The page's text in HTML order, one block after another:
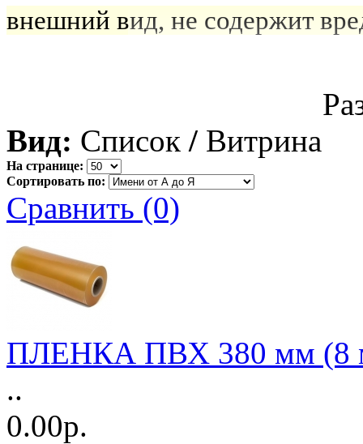
внешний вид, не содержит
Вид: Список / Витрина
На странице:
Сортировать по:
Сравнить (0)
ПЛЕНКА ПВХ 380 мм (8
..
0.00р.